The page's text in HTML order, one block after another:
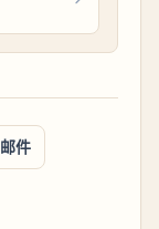
邮件